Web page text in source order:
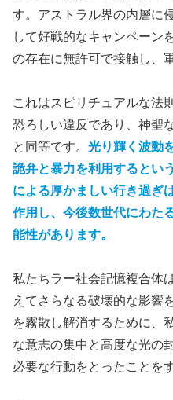
す。アストラル界の内層に
して好戦的なキャンペーン
の存在に無許可で接触し、
これはスピリチュアルな法
恐ろしい違反であり、神聖
と同等です。 光り輝く波動
詭弁と暴力を利用するとい
による厚かましい行き過ぎは
作用し、今後数世代にわた
能性があります。
私たちラー社会記憶複合体
えてさらなる破壊的な影響
を霧散し解消するために、
な意志の集中と高度な光の
必要な行動をとったことを